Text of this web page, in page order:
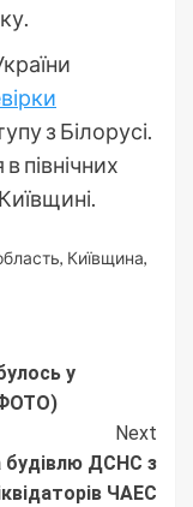
з Білорусі.
північних
, Київщина,
у
Next
ДСНС з
ЧАЕС